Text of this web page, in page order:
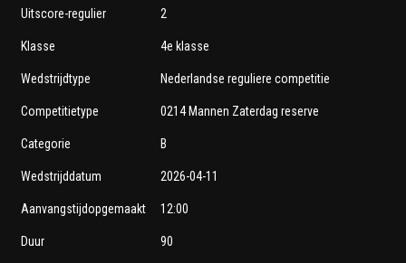
Uitscore-regulier 2
Klasse 4e klasse
Wedstrijdtype Nederlandse reguliere competitie
Competitietype 0214 Mannen Zaterdag reserve
Categorie B
Wedstrijddatum 2026-04-11
Aanvangstijdopgemaakt 12:00
Duur 90